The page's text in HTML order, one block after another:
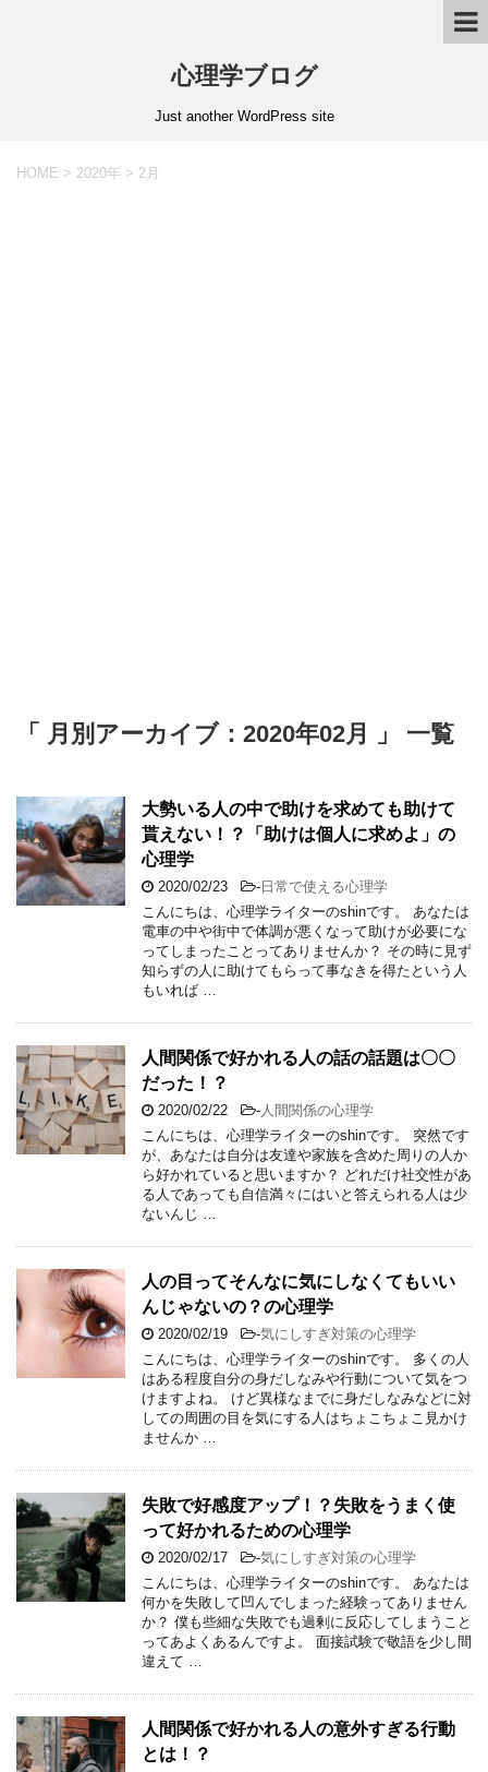
心理学ブログ
Just another WordPress site
HOME > 2020年 > 2月
「 月別アーカイブ：2020年02月 」 一覧
大勢いる人の中で助けを求めても助けて
貰えない！？「助けは個人に求めよ」の
心理学
2020/02/23 - 日常で使える心理学
こんにちは、心理学ライターのshinです。 あなたは
電車の中や街中で体調が悪くなって助けが必要にな
ってしまったことってありませんか？ その時に見ず
知らずの人に助けてもらって事なきを得たという人
もいれば …
人間関係で好かれる人の話の話題は〇〇
だった！？
2020/02/22 -人間関係の心理学
こんにちは、心理学ライターのshinです。 突然です
が、あなたは自分は友達や家族を含めた周りの人か
ら好かれていると思いますか？ どれだけ社交性があ
る人であっても自信満々にはいと答えられる人は少
ないんじ …
人の目ってそんなに気にしなくてもいい
んじゃないの？の心理学
2020/02/19 -気にしすぎ対策の心理学
こんにちは、心理学ライターのshinです。 多くの人
はある程度自分の身だしなみや行動について気をつ
けますよね。 けど異様なまでに身だしなみなどに対
しての周囲の目を気にする人はちょこちょこ見かけ
ませんか …
失敗で好感度アップ！？失敗をうまく使
って好かれるための心理学
2020/02/17 -気にしすぎ対策の心理学
こんにちは、心理学ライターのshinです。 あなたは
何かを失敗して凹んでしまった経験ってありません
か？ 僕も些細な失敗でも過剰に反応してしまうこと
ってあよくあるんですよ。 面接試験で敬語を少し間
違えて …
人間関係で好かれる人の意外すぎる行動
とは！？